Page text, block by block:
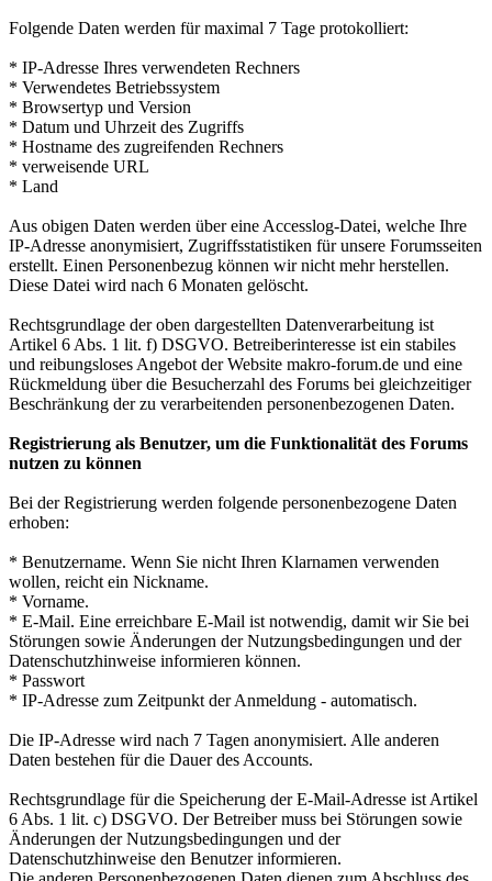
Folgende Daten werden für maximal 7 Tage protokolliert:
* IP-Adresse Ihres verwendeten Rechners
* Verwendetes Betriebssystem
* Browsertyp und Version
* Datum und Uhrzeit des Zugriffs
* Hostname des zugreifenden Rechners
* verweisende URL
* Land
Aus obigen Daten werden über eine Accesslog-Datei, welche Ihre
IP-Adresse anonymisiert, Zugriffsstatistiken für unsere Forumsseiten
erstellt. Einen Personenbezug können wir nicht mehr herstellen.
Diese Datei wird nach 6 Monaten gelöscht.
Rechtsgrundlage der oben dargestellten Datenverarbeitung ist
Artikel 6 Abs. 1 lit. f) DSGVO. Betreiberinteresse ist ein stabiles
und reibungsloses Angebot der Website makro-forum.de und eine
Rückmeldung über die Besucherzahl des Forums bei gleichzeitiger
Beschränkung der zu verarbeitenden personenbezogenen Daten.
Registrierung als Benutzer, um die Funktionalität des Forums
nutzen zu können
Bei der Registrierung werden folgende personenbezogene Daten
erhoben:
* Benutzername. Wenn Sie nicht Ihren Klarnamen verwenden
wollen, reicht ein Nickname.
* Vorname.
* E-Mail. Eine erreichbare E-Mail ist notwendig, damit wir Sie bei
Störungen sowie Änderungen der Nutzungsbedingungen und der
Datenschutzhinweise informieren können.
* Passwort
* IP-Adresse zum Zeitpunkt der Anmeldung - automatisch.
Die IP-Adresse wird nach 7 Tagen anonymisiert. Alle anderen
Daten bestehen für die Dauer des Accounts.
Rechtsgrundlage für die Speicherung der E-Mail-Adresse ist Artikel
6 Abs. 1 lit. c) DSGVO. Der Betreiber muss bei Störungen sowie
Änderungen der Nutzungsbedingungen und der
Datenschutzhinweise den Benutzer informieren.